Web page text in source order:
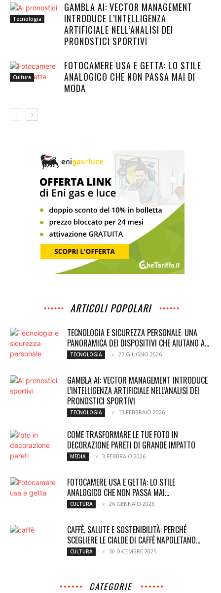
Tecnologia
GAMBLA AI: VECTOR MANAGEMENT
INTRODUCE L’INTELLIGENZA
ARTIFICIALE NELL’ANALISI DEI
PRONOSTICI SPORTIVI
Cultura
FOTOCAMERE USA E GETTA: LO STILE
ANALOGICO CHE NON PASSA MAI DI
MODA
ARTICOLI POPOLARI
TECNOLOGIA E SICUREZZA PERSONALE: UNA
PANORAMICA DEI DISPOSITIVI CHE AIUTANO A...
TECNOLOGIA 27 GIUGNO 2026
GAMBLA AI: VECTOR MANAGEMENT INTRODUCE
L’INTELLIGENZA ARTIFICIALE NELL’ANALISI DEI
PRONOSTICI SPORTIVI
TECNOLOGIA 13 FEBBRAIO 2026
COME TRASFORMARE LE TUE FOTO IN
DECORAZIONE PARETI DI GRANDE IMPATTO
MEDIA 3 FEBBRAIO 2026
FOTOCAMERE USA E GETTA: LO STILE
ANALOGICO CHE NON PASSA MAI...
CULTURA 26 GENNAIO 2026
CAFFÈ, SALUTE E SOSTENIBILITÀ: PERCHÉ
SCEGLIERE LE CIALDE DI CAFFÈ NAPOLETANO...
CULTURA 30 DICEMBRE 2025
CATEGORIE